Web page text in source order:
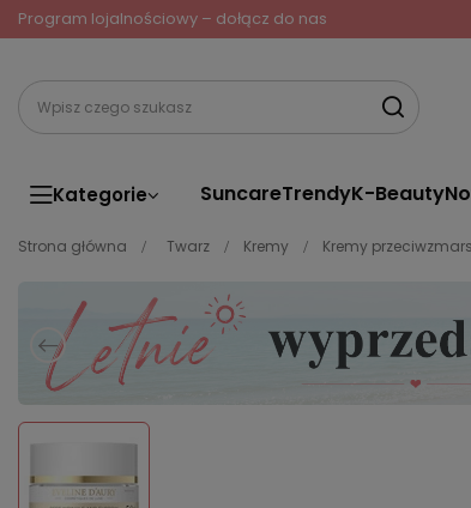
Program lojalnościowy – dołącz do nas
Kategorie SuncareTrendyK-Beauty
Strona główna Twarz Kremy Kremy